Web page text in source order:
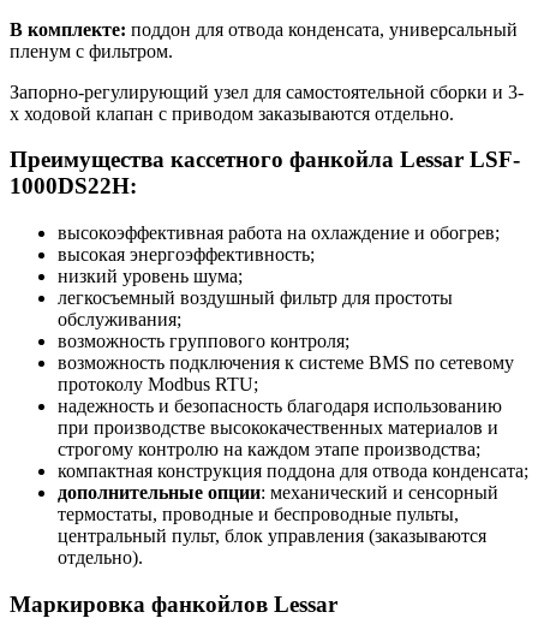
В комплекте: поддон для отвода конденсата, универсальный
пленум с фильтром.
Запорно-регулирующий узел для самостоятельной сборки и 3-
х ходовой клапан с приводом заказываются отдельно.
Преимущества кассетного фанкойла Lessar LSF-
1000DS22H:
высокоэффективная работа на охлаждение и обогрев;
высокая энергоэффективность;
низкий уровень шума;
легкосъемный воздушный фильтр для простоты
обслуживания;
возможность группового контроля;
возможность подключения к системе BMS по сетевому
протоколу Modbus RTU;
надежность и безопасность благодаря использованию
при производстве высококачественных материалов и
строгому контролю на каждом этапе производства;
компактная конструкция поддона для отвода конденсата;
дополнительные опции: механический и сенсорный
термостаты, проводные и беспроводные пульты,
центральный пульт, блок управления (заказываются
отдельно).
Маркировка фанкойлов Lessar